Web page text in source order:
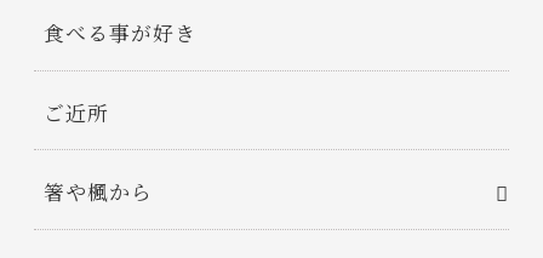
食べる事が好き
ご近所
箸や楓から